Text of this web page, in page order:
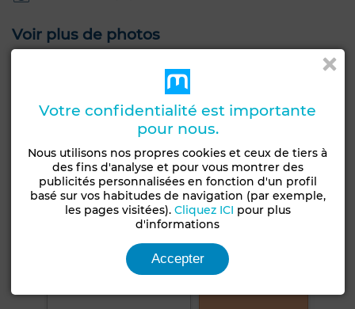
Voir plus de photos
Votre confidentialité est importante
pour nous.
Nous utilisons nos propres cookies et ceux de tiers à
des fins d'analyse et pour vous montrer des
publicités personnalisées en fonction d'un profil
basé sur vos habitudes de navigation (par exemple,
les pages visitées). Cliquez ICI pour plus
d'informations
Accepter